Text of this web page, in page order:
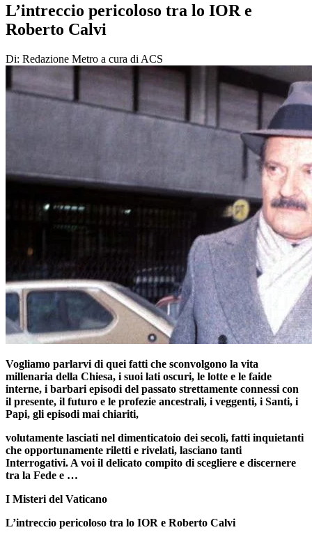
L’intreccio pericoloso tra lo IOR e
Roberto Calvi
Di: Redazione Metro a cura di ACS
Vogliamo parlarvi di quei fatti che sconvolgono la vita
millenaria della Chiesa, i suoi lati oscuri, le lotte e le faide
interne, i barbari episodi del passato strettamente connessi con
il presente, il futuro e le profezie ancestrali, i veggenti, i Santi, i
Papi, gli episodi mai chiariti,
volutamente lasciati nel dimenticatoio dei secoli, fatti inquietanti
che opportunamente riletti e rivelati, lasciano tanti
Interrogativi. A voi il delicato compito di scegliere e discernere
tra la Fede e …
I Misteri del Vaticano
L’intreccio pericoloso tra lo IOR e Roberto Calvi